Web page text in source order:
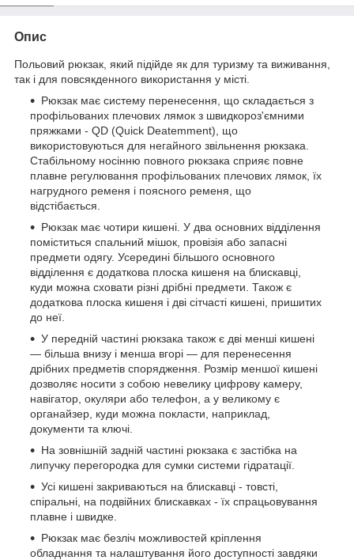
Опис
Польовий рюкзак, який підійде як для туризму та виживання,
так і для повсякденного використання у місті.
Рюкзак має систему перенесення, що складається з
профільованих плечових лямок з швидкороз'ємними
пряжками - QD (Quick Deatemment), що
використовуються для негайного звільнення рюкзака.
Стабільному носінню повного рюкзака сприяє повне
плавне регулювання профільованих плечових лямок, їх
нагрудного ременя і поясного ременя, що
відстібається.
Рюкзак має чотири кишені. У два основних відділення
поміститься спальний мішок, провізія або запасні
предмети одягу. Усередині більшого основного
відділення є додаткова плоска кишеня на блискавці,
куди можна сховати різні дрібні предмети. Також є
додаткова плоска кишеня і дві сітчасті кишені, пришитих
до неї.
У передній частині рюкзака також є дві менші кишені
— більша внизу і менша вгорі — для перенесення
дрібних предметів спорядження. Розмір меншої кишені
дозволяє носити з собою невелику цифрову камеру,
навігатор, окуляри або телефон, а у великому є
органайзер, куди можна покласти, наприклад,
документи та ключі.
На зовнішній задній частині рюкзака є застібка на
липучку перегородка для сумки системи гідратації.
Усі кишені закриваються на блискавці - товсті,
спіральні, на подвійних блискавках - їх спрацьовування
плавне і швидке.
Рюкзак має безліч можливостей кріплення
обладнання та налаштування його доступності завдяки